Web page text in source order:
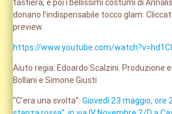
tastiera; e poi i bellissimi costumi di
donano l’indispensabile tocco glam.
preview.
https://www.youtube.com/
Aiuto regia: Edoardo Scalzini. Produzione
Bollani e Simone Giusti
“C’era una svolta”:Giovedì 23 maggio, ore